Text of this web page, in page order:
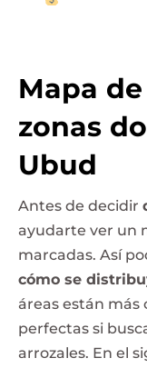
Mapa
zonas
Ubud
Antes de decidir
ayudarte ver un
marcadas. Así
cómo se
áreas están más
perfectas si
arrozales. En el